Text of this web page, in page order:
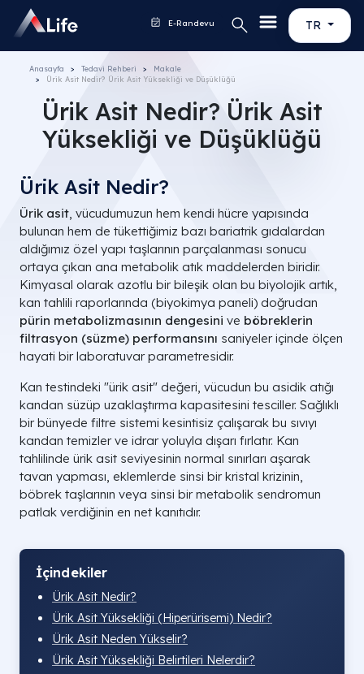
TR
E-Randevu
Anasayfa Tedavi Rehberi
Makale
Ürik Asit Nedir? Ürik Asit Yüksekliği ve Düşüklüğü
Ürik Asit Nedir? Ürik Asit
Yüksekliği ve Düşüklüğü
Ürik Asit Nedir?
Ürik asit, vücudumuzun hem kendi hücre yapısında
bulunan hem de tükettiğimiz bazı bariatrik gıdalardan
aldığımız özel yapı taşlarının parçalanması sonucu
ortaya çıkan ana metabolik atık maddelerden biridir.
Kimyasal olarak azotlu bir bileşik olan bu biyolojik artık,
kan tahlili raporlarında (biyokimya paneli) doğrudan
pürin metabolizmasının dengesini ve böbreklerin
filtrasyon (süzme) performansını saniyeler içinde ölçen
hayati bir laboratuvar parametresidir.
Kan testindeki "ürik asit" değeri, vücudun bu asidik atığı
kandan süzüp uzaklaştırma kapasitesini tesciller. Sağlıklı
bir bünyede filtre sistemi kesintisiz çalışarak bu sıvıyı
kandan temizler ve idrar yoluyla dışarı fırlatır. Kan
tahlilinde ürik asit seviyesinin normal sınırları aşarak
tavan yapması, eklemlerde sinsi bir kristal krizinin,
böbrek taşlarının veya sinsi bir metabolik sendromun
patlak verdiğinin en net kanıtıdır.
İçindekiler
Ürik Asit Nedir?
Ürik Asit Yüksekliği (Hiperürisemi) Nedir?
Ürik Asit Neden Yükselir?
Ürik Asit Yüksekliği Belirtileri Nelerdir?